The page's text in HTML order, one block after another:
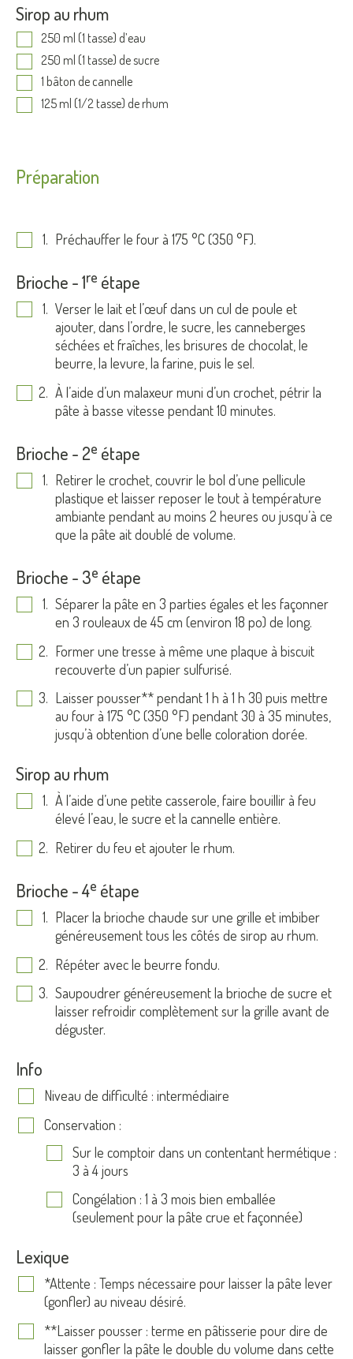
Sirop au rhum
250 ml (1 tasse) d’eau
250 ml (1 tasse) de sucre
1 bâton de cannelle
125 ml (1/2 tasse) de rhum
Préparation
Préchauffer le four à 175 °C (350 °F).
Brioche - 1re étape
Verser le lait et l’œuf dans un cul de poule et
ajouter, dans l’ordre, le sucre, les canneberges
séchées et fraîches, les brisures de chocolat, le
beurre, la levure, la farine, puis le sel.
À l’aide d’un malaxeur muni d’un crochet, pétrir la
pâte à basse vitesse pendant 10 minutes.
Brioche - 2e étape
Retirer le crochet, couvrir le bol d’une pellicule
plastique et laisser reposer le tout à température
ambiante pendant au moins 2 heures ou jusqu’à ce
que la pâte ait doublé de volume.
Brioche - 3e étape
Séparer la pâte en 3 parties égales et les façonner
en 3 rouleaux de 45 cm (environ 18 po) de long.
Former une tresse à même une plaque à biscuit
recouverte d’un papier sulfurisé.
Laisser pousser** pendant 1 h à 1 h 30 puis mettre
au four à 175 °C (350 °F) pendant 30 à 35 minutes,
jusqu’à obtention d’une belle coloration dorée.
Sirop au rhum
À l’aide d’une petite casserole, faire bouillir à feu
élevé l’eau, le sucre et la cannelle entière.
Retirer du feu et ajouter le rhum.
Brioche - 4e étape
Placer la brioche chaude sur une grille et imbiber
généreusement tous les côtés de sirop au rhum.
Répéter avec le beurre fondu.
Saupoudrer généreusement la brioche de sucre et
laisser refroidir complètement sur la grille avant de
déguster.
Info
Niveau de difficulté : intermédiaire
Conservation :
Sur le comptoir dans un contentant hermétique :
3 à 4 jours
Congélation : 1 à 3 mois bien emballée
(seulement pour la pâte crue et façonnée)
Lexique
*Attente : Temps nécessaire pour laisser la pâte lever
(gonfler) au niveau désiré.
**Laisser pousser : terme en pâtisserie pour dire de
laisser gonfler la pâte le double du volume dans cette